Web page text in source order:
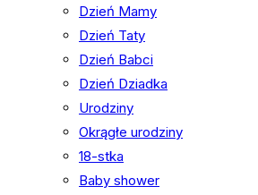
Dzień Mamy
Dzień Taty
Dzień Babci
Dzień Dziadka
Urodziny
Okrągłe urodziny
18-stka
Baby shower